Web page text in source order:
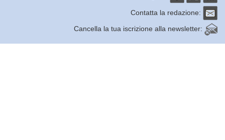
Contatta la redazione:
Cancella la tua iscrizione alla newsletter: